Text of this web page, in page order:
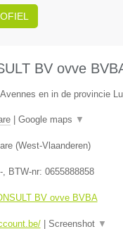
BV ovve
en in de provincie
| Google maps ▼
(West-Vlaanderen)
-, BTW-nr: 0655888858
BV ovve BVBA
| Screenshot ▼